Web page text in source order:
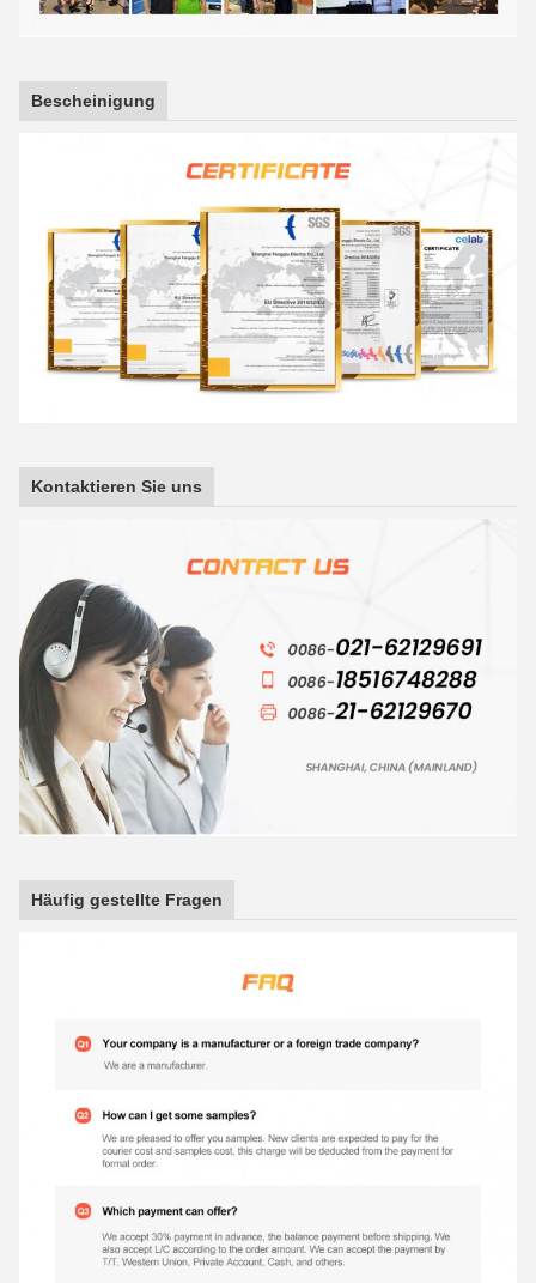
Bescheinigung
Kontaktieren Sie uns
Häufig gestellte Fragen